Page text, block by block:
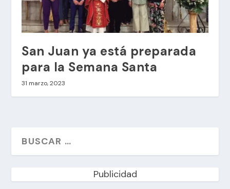
San Juan ya está preparada
para la Semana Santa
31 marzo, 2023
Publicidad